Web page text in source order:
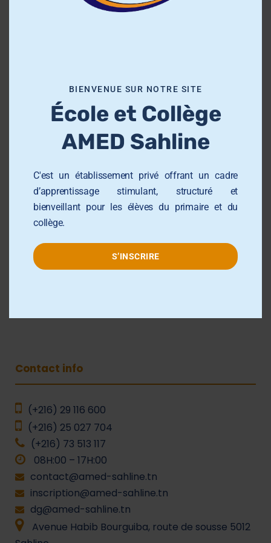
environnement inclusif.
École Primaire AMED Sahloul
École et Collège AMED Beni Hassen
Lycée AMED Sahloul
Collège AMED Jemmel
Collège AMED Khezama sousse
Collège AMED Riadh Sousse
Centre de Formation AMED
Contact info
(+216) 29 116 600
(+216) 25 027 704
(+216) 73 513 117
08H:00 – 17H:00
contact@amed-sahline.tn
inscription@amed-sahline.tn
dg@amed-sahline.tn
Avenue Habib Bourguiba, route de sousse 5012
BIENVENUE SUR NOTRE SITE
École et Collège
AMED Sahline
C'est un établissement privé offrant un cadre
d’apprentissage stimulant, structuré et
bienveillant pour les élèves du primaire et du
collège.
S’INSCRIRE